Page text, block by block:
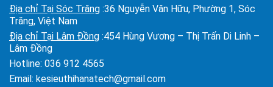
Địa chỉ Tại Sóc Trăng :36 Nguyễn Văn Hữu, Phường 1, Sóc
Trăng, Việt Nam
Địa chỉ Tại Lâm Đồng :454 Hùng Vương – Thị Trấn Di Linh –
Lâm Đồng
Hotline: 036 912 4565
Email: kesieuthihanatech@gmail.com